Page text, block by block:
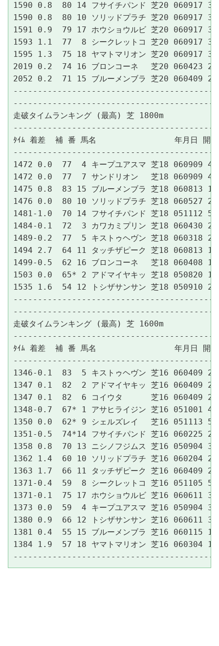
1590 0.8  80 14 フサイチパンド 芝20 060917
1590 0.8  80 10 ソリッドプラチ 芝20 060917
1591 0.9  79 17 ホウショウルビ 芝20 060917
1593 1.1  77  8 シークレットコ 芝20 060917
1595 1.3  75 18 ヤマトマリオン 芝20 060917
2019 0.2  74 16 ブロンコーネ　 芝20 060423
2052 0.2  71 15 ブルーメンブラ 芝20 060409
走破タイムランキング (最高) 芝 1800m
ﾀｲﾑ 着差  補 番 馬名                年月日 開催
1472 0.0  77  4 キープユアスマ 芝18 060909
1472 0.0  77  7 サンドリオン　 芝18 060909
1475 0.8  83 15 ブルーメンブラ 芝18 060813
1476 0.0  80 10 ソリッドプラチ 芝18 060527
1481-1.0  70 14 フサイチパンド 芝18
1484-0.1  72  3 カワカミプリン 芝18 060430
1489-0.2  77  5 キストゥヘヴン 芝18 060318
1494 2.7  64 11 タッチザピーク 芝18 060813
1499-0.5  62 16 ブロンコーネ　 芝18 060408
1503 0.0  65* 2 アドマイヤキッ 芝18
1535 1.6  54 12 トシザサンサン 芝18 050910
走破タイムランキング (最高) 芝 1600m
ﾀｲﾑ 着差  補 番 馬名                年月日 開催
1346-0.1  83  5 キストゥヘヴン 芝16 060409
1347 0.1  82  2 アドマイヤキッ 芝16 060409
1347 0.1  82  6 コイウタ　　　 芝16 060409
1348-0.7  67* 1 アサヒライジン 芝16 051001
1350 0.0  62* 9 シェルズレイ　 芝16 051113
1351-0.5  74*14 フサイチパンド 芝16 060225
1358 0.8  70 13 ニシノフジムス 芝16 050904
1362 1.4  60 10 ソリッドプラチ 芝16 060204
1363 1.7  66 11 タッチザピーク 芝16 060409
1371-0.4  59  8 シークレットコ 芝16 051105
1371-0.1  75 17 ホウショウルビ 芝16 060611
1373 0.0  59  4 キープユアスマ 芝16
1380 0.9  66 12 トシザサンサン 芝16 060611 3
1381 0.4  55 15 ブルーメンブラ 芝16 060115
1384 1.9  57 18 ヤマトマリオン 芝16 060304